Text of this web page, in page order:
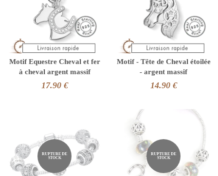
Motif Equestre Cheval et fer
à cheval argent massif
17.90 €
Motif - Tête de Cheval étoilée
- argent massif
14.90 €
RUPTURE DE
STOCK
RUPTURE DE
STOCK